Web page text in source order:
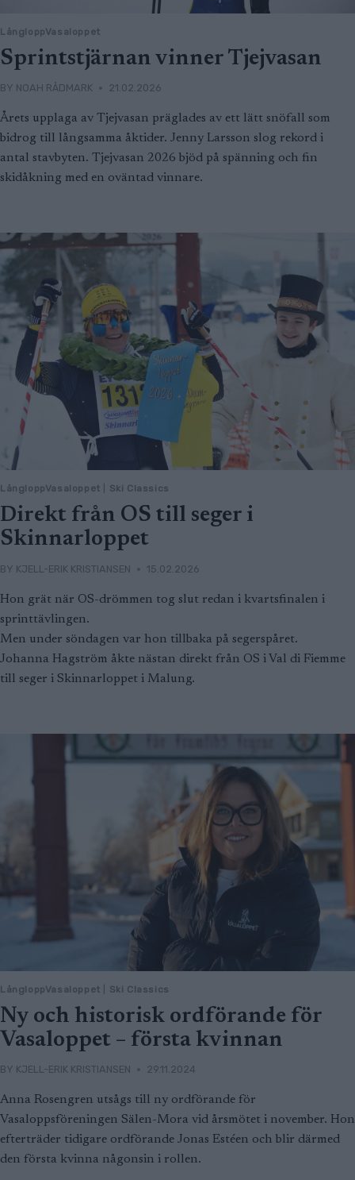
LångloppVasaloppet
Sprintstjärnan vinner Tjejvasan
BY NOAH RÅDMARK 21.02.2026
Årets upplaga av Tjejvasan präglades av ett lätt snöfall som
bidrog till långsamma åktider. Jenny Larsson slog rekord i
antal stavbyten. Tjejvasan 2026 bjöd på spänning och fin
skidåkning med en oväntad vinnare.
LångloppVasaloppet Ski Classics
Direkt från OS till seger i
Skinnarloppet
BY KJELL-ERIK KRISTIANSEN 15.02.2026
Hon grät när OS-drömmen tog slut redan i kvartsfinalen i
sprinttävlingen.
Men under söndagen var hon tillbaka på segerspåret.
Johanna Hagström åkte nästan direkt från OS i Val di Fiemme
till seger i Skinnarloppet i Malung.
LångloppVasaloppet Ski Classics
Ny och historisk ordförande för
Vasaloppet – första kvinnan
BY KJELL-ERIK KRISTIANSEN 29.11.2024
Anna Rosengren utsågs till ny ordförande för
Vasaloppsföreningen Sälen-Mora vid årsmötet i november. Hon
efterträder tidigare ordförande Jonas Estéen och blir därmed
den första kvinna någonsin i rollen.